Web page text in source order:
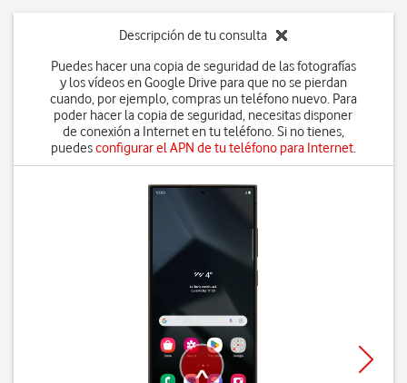
Descripción de tu consulta
Puedes hacer una copia de seguridad de las fotografías
y los vídeos en Google Drive para que no se pierdan
cuando, por ejemplo, compras un teléfono nuevo. Para
poder hacer la copia de seguridad, necesitas disponer
de conexión a Internet en tu teléfono. Si no tienes,
puedesconfigurar el APN de tu teléfono para Internet.